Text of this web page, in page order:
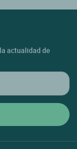
actualidad de